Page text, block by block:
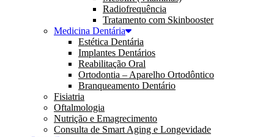
Radiofrequência
Tratamento com Skinbooster
Medicina Dentária
Estética Dentária
Implantes Dentários
Reabilitação Oral
Ortodontia – Aparelho Ortodôntico
Branqueamento Dentário
Fisiatria
Oftalmologia
Nutrição e Emagrecimento
Consulta de Smart Aging e Longevidade